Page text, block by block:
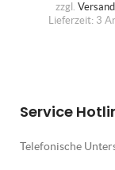
zzgl.
Lieferzeit: 3
Service
Telefonische